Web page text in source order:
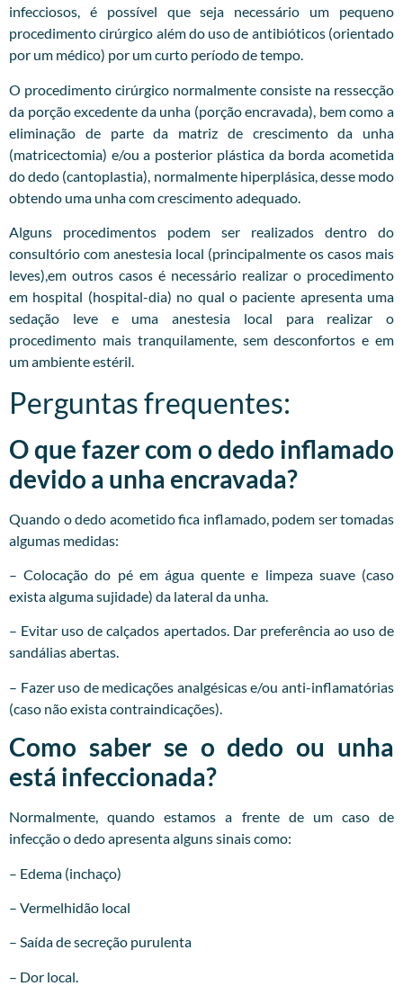
infecciosos, é possível que seja necessário um pequeno
procedimento cirúrgico além do uso de antibióticos (orientado
por um médico) por um curto período de tempo.
O procedimento cirúrgico normalmente consiste na ressecção
da porção excedente da unha (porção encravada), bem como a
eliminação de parte da matriz de crescimento da unha
(matricectomia) e/ou a posterior plástica da borda acometida
do dedo (cantoplastia), normalmente hiperplásica, desse modo
obtendo uma unha com crescimento adequado.
Alguns procedimentos podem ser realizados dentro do
consultório com anestesia local (principalmente os casos mais
leves),em outros casos é necessário realizar o procedimento
em hospital (hospital-dia) no qual o paciente apresenta uma
sedação leve e uma anestesia local para realizar o
procedimento mais tranquilamente, sem desconfortos e em
um ambiente estéril.
Perguntas frequentes:
O que fazer com o dedo inflamado
devido a unha encravada?
Quando o dedo acometido fica inflamado, podem ser tomadas
algumas medidas:
– Colocação do pé em água quente e limpeza suave (caso
exista alguma sujidade) da lateral da unha.
– Evitar uso de calçados apertados. Dar preferência ao uso de
sandálias abertas.
– Fazer uso de medicações analgésicas e/ou anti-inflamatórias
(caso não exista contraindicações).
Como saber se o dedo ou unha
está infeccionada?
Normalmente, quando estamos a frente de um caso de
infecção o dedo apresenta alguns sinais como:
– Edema (inchaço)
– Vermelhidão local
– Saída de secreção purulenta
– Dor local.